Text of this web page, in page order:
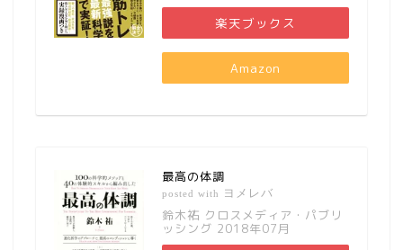
楽天ブックス
Amazon
最高の体調
posted with ヨメレバ
鈴木祐 クロスメディア・パブリ
ッシング 2018年07月